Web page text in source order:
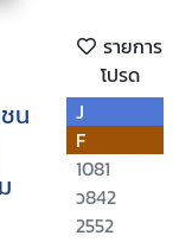
รายการ
โปรด
น
J
F
1081
ว842
2552